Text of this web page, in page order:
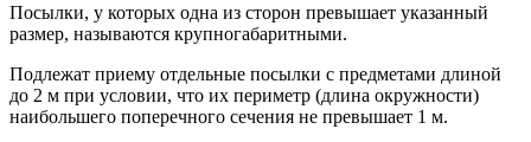
Посылки, у которых одна из сторон превышает указанный
размер, называются крупногабаритными.
Подлежат приему отдельные посылки с предметами длиной
до 2 м при условии, что их периметр (длина окружности)
наибольшего поперечного сечения не превышает 1 м.